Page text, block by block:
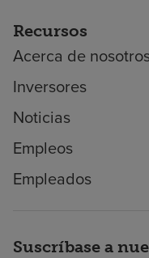
Recursos
Acerca de
Inversores
Noticias
Empleos
Empleados
Suscríbase a